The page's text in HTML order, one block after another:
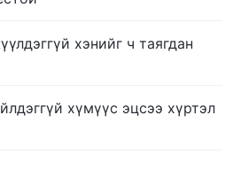
хэнийг ч таягдан
хүмүүс эцсээ хүртэл